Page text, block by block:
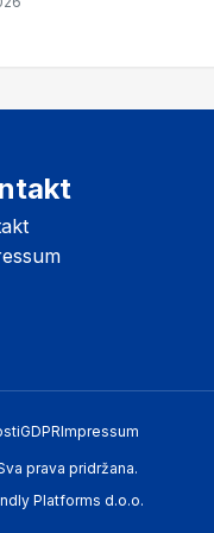
GDPRImpressum
prava pridržana.
Platforms d.o.o.